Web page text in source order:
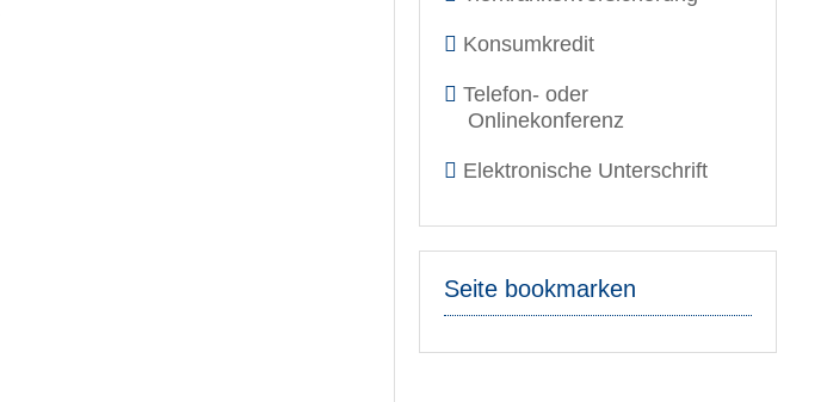
Konsumkredit
Telefon- oder
Onlinekonferenz
Elektronische Unterschrift
Seite bookmarken